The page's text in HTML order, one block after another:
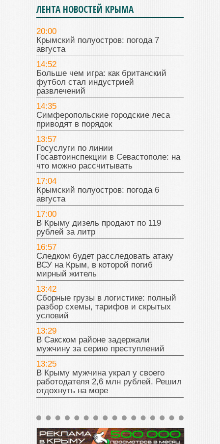
ЛЕНТА НОВОСТЕЙ КРЫМА
20:00
Крымский полуостров: погода 7
августа
14:52
Больше чем игра: как британский
футбол стал индустрией
развлечений
14:35
Симферопольские городские леса
приводят в порядок
13:57
Госуслуги по линии
Госавтоинспекции в Севастополе: на
что можно рассчитывать
17:04
Крымский полуостров: погода 6
августа
17:00
В Крыму дизель продают по 119
рублей за литр
16:57
Следком будет расследовать атаку
ВСУ на Крым, в которой погиб
мирный житель
13:42
Сборные грузы в логистике: полный
разбор схемы, тарифов и скрытых
условий
13:29
В Сакском районе задержали
мужчину за серию преступлений
13:25
В Крыму мужчина украл у своего
работодателя 2,6 млн рублей. Решил
отдохнуть на море